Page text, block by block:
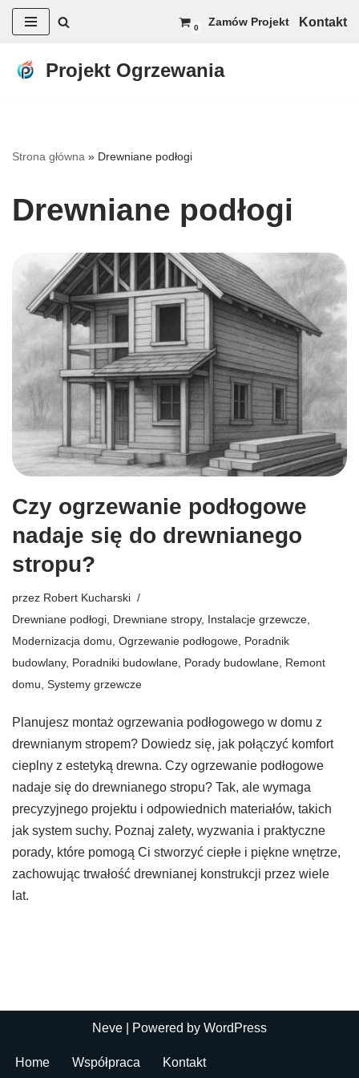
do
0 Zamów Projekt Kontakt
Projekt Ogrzewania
Strona główna » Drewniane podłogi
Drewniane podłogi
Czy ogrzewanie podłogowe
nadaje się do drewnianego
stropu?
przez Robert Kucharski
Drewniane podłogi Drewniane stropy, Instalacje grzewcze
Modernizacja domu Ogrzewanie podłogowe Poradnik
budowlany, Poradniki budowlane Porady budowlane Remont
domu Systemy grzewcze
Planujesz montaż ogrzewania podłogowego w domu z
drewnianym stropem? Dowiedz się, jak połączyć komfort
cieplny z estetyką drewna. Czy ogrzewanie podłogowe
nadaje się do drewnianego stropu? Tak, ale wymaga
precyzyjnego projektu i odpowiednich materiałów, takich
jak system suchy. Poznaj zalety, wyzwania i praktyczne
porady, które pomogą Ci stworzyć ciepłe i piękne wnętrze,
zachowując trwałość drewnianej konstrukcji przez wiele
lat.
Neve | Powered by WordPress
Home Współpraca Kontakt